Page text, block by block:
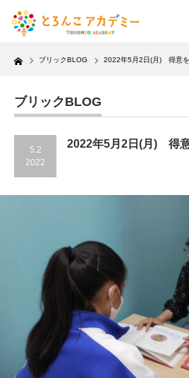
Home ブリックBLOG 2022年5月2日(月) 得意を
ブリックBLOG
5.2
2022
2022年5月2日(月) 得